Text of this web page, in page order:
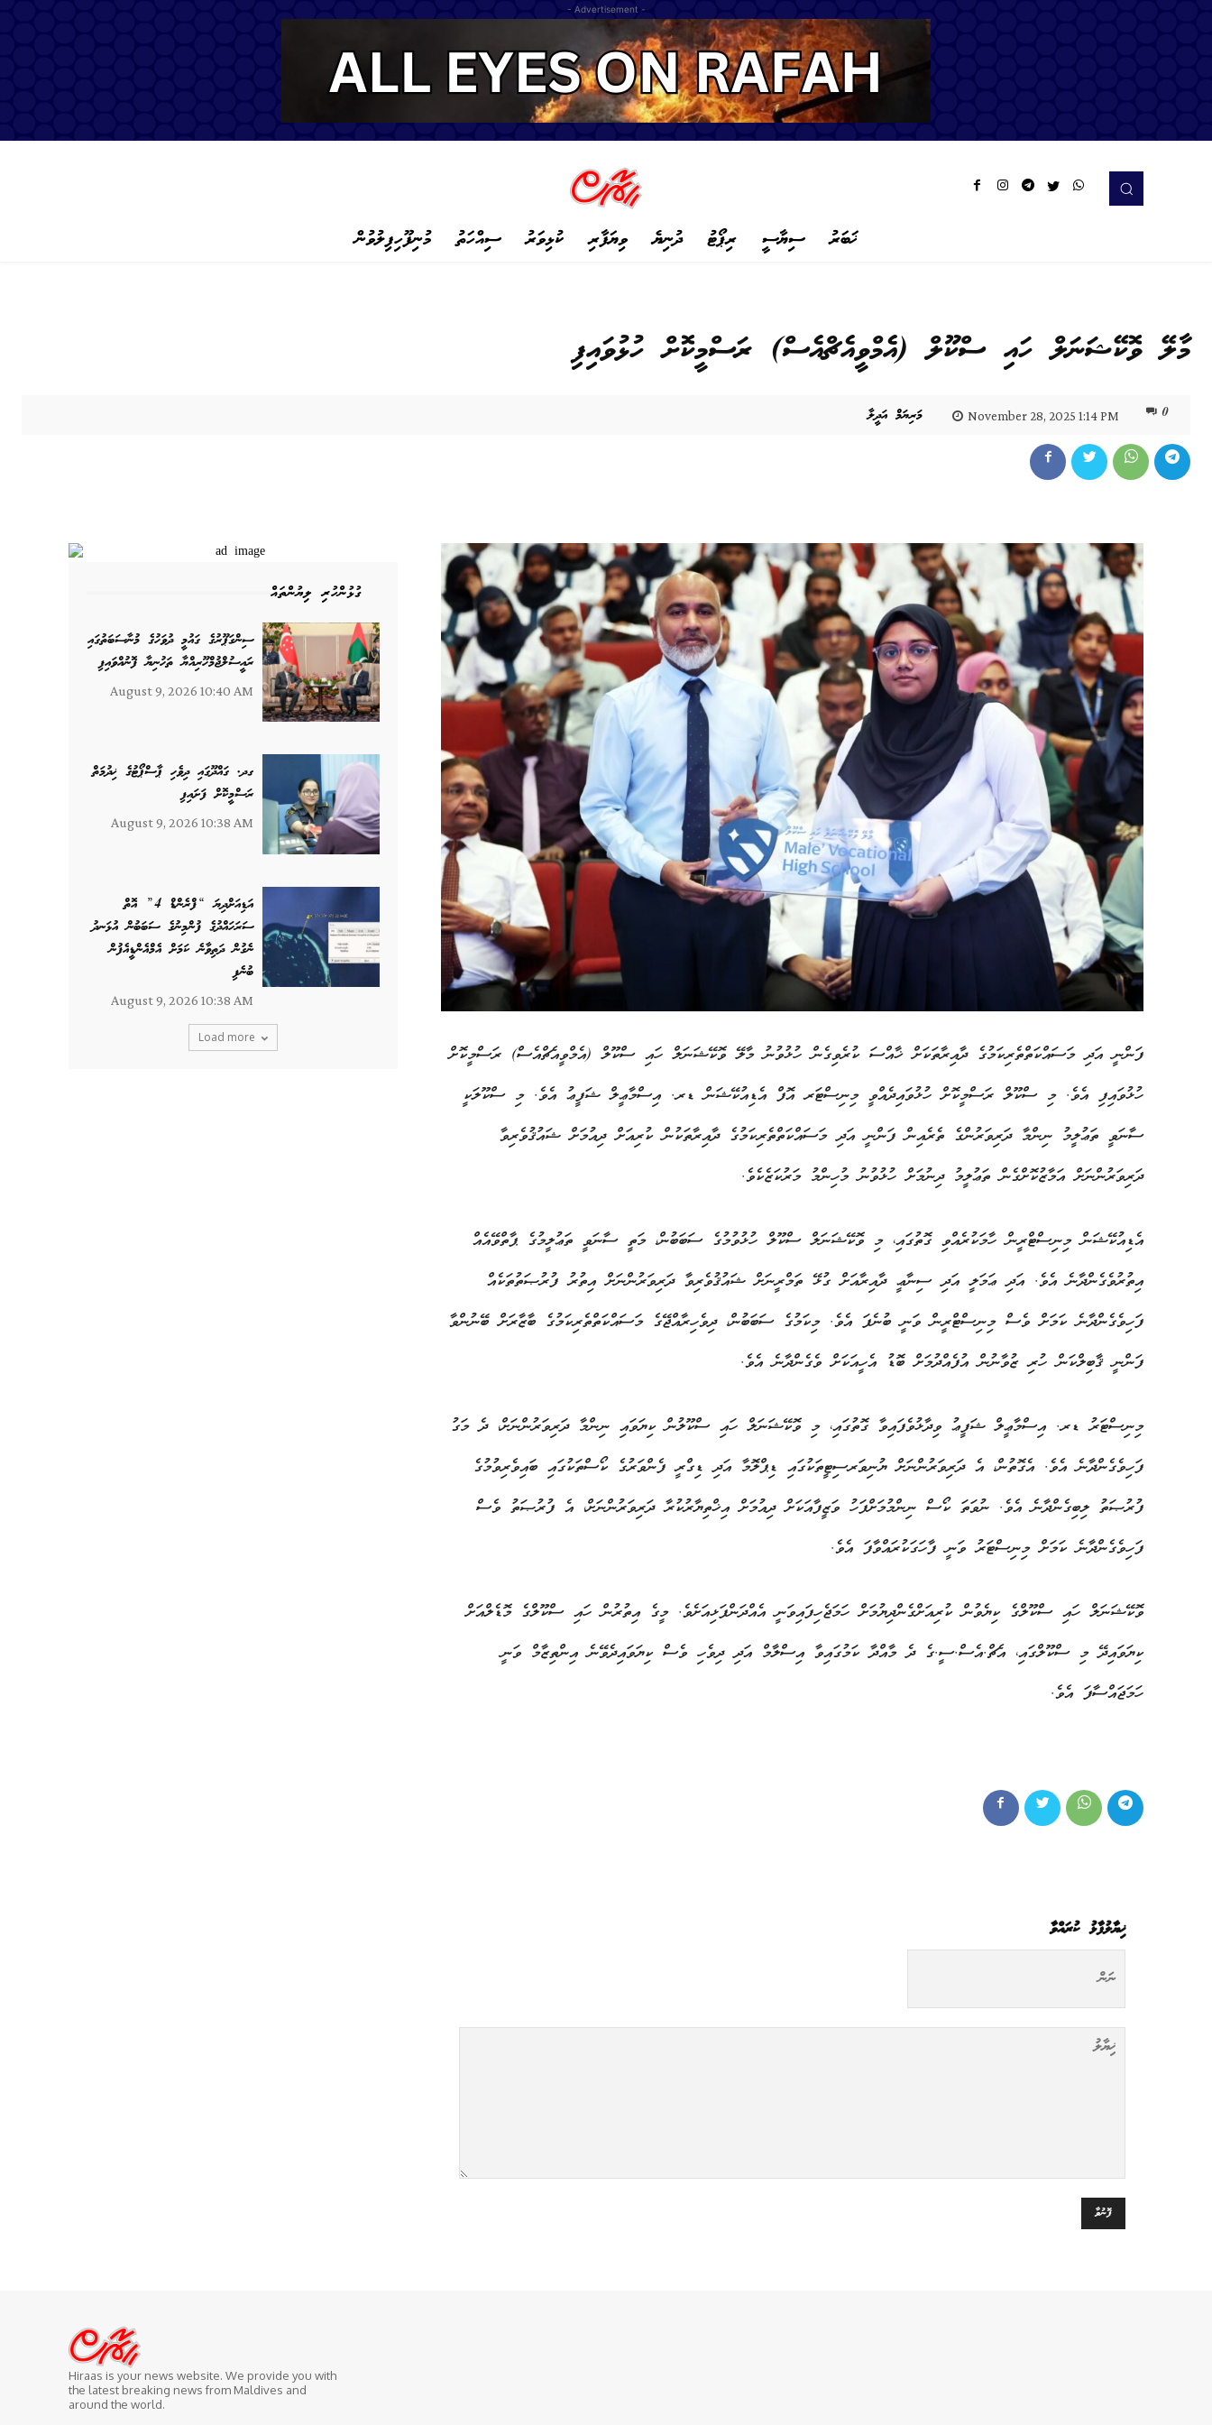
- Advertisement -
މުނިފޫހިފިލުވުން ސިއްހަތު ކުޅިވަރު ވިޔަފާރި ދުނިޔެ ރިޕޯޓު ސިޔާސީ ޚަބަރު
މާލޭ ވޮކޭޝަނަލް ހައި ސްކޫލް (އެމްވީއެޗްއެސް) ރަސްމީކޮށް ހުޅުވައިފި
މަރިޔަމް އަދީލާ November 28, 2025 1:14 PM 0
ގުޅުންހުރި ލިޔުންތައް
ސިންގަޕޫރުގެ ގައުމީ ދުވަހުގެ މުނާސަބަތުގައި
ރައީސުލްޖުމްހޫރިއްޔާ ތަހުނިޔާ ފޮނުއްވައިފި
August 9, 2026 10:40 AM
ގދ. ގައްދޫގައި ދިވެހި ޕާސްޕޯޓުގެ ޚިދުމަތް
ރަސްމީކޮށް ފަށައިފި
August 9, 2026 10:38 AM
އަޑިއަށްދިޔަ “ފްރެންޑް 4” އޮތް
ސަރަހައްދުގެ ފުންމިނުގެ ސަބަބުން އުޅަނދު
ނެގުން ދަތިވާނެ ކަމަށް އެމްއެންޑީއެފުން
ބުނެފި
August 9, 2026 10:38 AM
Load more
ފަންނީ އަދި މަސައްކަތްތެރިކަމުގެ ދާއިރާތަކަށް ޚާއްސަ ކުރެވިގެން ހުޅުވުނު މާލޭ ވޮކޭޝަނަލް ހައި ސްކޫލް (އެމްވީއެޗްއެސް) ރަސްމީކޮށް
ހުޅުވައިފި އެވެ. މި ސްކޫލް ރަސްމީކޮށް ހުޅުވައިދެއްވީ މިނިސްޓަރ އޮފް އެޑިއުކޭޝަން ޑރ. އިސްމާޢީލް ޝަފީޢު އެވެ. މި ސްކޫލަކީ
ސާނަވީ ތަޢުލީމު ނިންމާ ދަރިވަރުންގެ ތެރެއިން ފަންނީ އަދި މަސައްކަތްތެރިކަމުގެ ދާއިރާތަކުން ކުރިއަށް ދިއުމަށް ޝައުޤުވެރިވާ
ދަރިވަރުންނަށް އަމާޒުކޮށްގެން ތަޢުލީމު ދިނުމަށް ހުޅުވުނު މުހިންމު މަރުކަޒެކެވެ.
އެޑިއުކޭޝަން މިނިސްޓްރީން ހާމަކުރެއްވި ގޮތުގައި، މި ވޮކޭޝަނަލް ސްކޫލް ހުޅުވުމުގެ ސަބަބުން، މަތީ ސާނަވީ ތަޢުލީމުގެ ޕާތްވޭއެއް
އިތުރުވެގެންދާނެ އެވެ. އަދި ޢަމަލީ އަދި ސިނާޢީ ދާއިރާއަށް ގުޅޭ ތަމްރީނަށް ޝައުޤުވެރިވާ ދަރިވަރުންނަށް އިތުރު ފުރުޞަތުތަކެއް
ފަހިވެގެންދާނެ ކަމަށް ވެސް މިނިސްޓްރީން ވަނީ ބުނެފަ އެވެ. މިކަމުގެ ސަބަބުން، ދިވެހިރާއްޖޭގެ މަސައްކަތްތެރިކަމުގެ ބާޒާރަށް ބޭނުންވާ
ފަންނީ ޤާބިލްކަން ހުރި ޒުވާނުން އުފެއްދުމަށް ބޮޑު އެހީއަކަށް ވެގެންދާނެ އެވެ.
މިނިސްޓަރު ޑރ. އިސްމާޢީލް ޝަފީޢު ވިދާޅުވެފައިވާ ގޮތުގައި، މި ވޮކޭޝަނަލް ހައި ސްކޫލުން ކިޔަވައި ނިންމާ ދަރިވަރުންނަށް، ދެ މަގު
ފަހިވެގެންދާނެ އެވެ. އެގޮތުން، އެ ދަރިވަރުންނަށް ޔުނިވަރސިޓީތަކުގައި ޑިޕްލޮމާ އަދި ޑިގްރީ ފެންވަރުގެ ކޯސްތަކުގައި ބައިވެރިވުމުގެ
ފުރުޞަތު ލިބިގެންދާނެ އެވެ. ނުވަތަ ކޯސް ނިންމުމަށްފަހު ވަޒީފާއަކަށް ދިއުމަށް އިޚްތިޔާރުކުރާ ދަރިވަރުންނަށް، އެ ފުރުޞަތު ވެސް
ފަހިވެގެންދާނެ ކަމަށް މިނިސްޓަރު ވަނީ ފާހަގަކުރައްވާފަ އެވެ.
ވޮކޭޝަނަލް ހައި ސްކޫލްގެ ކިޔެވުން ކުރިއަށްގެންދިޔުމަށް ހަމަޖެހިފައިވަނީ އެއްދަންފަޅިއަށެވެ. މީގެ އިތުރުން ހައި ސްކޫލްގެ މޮޑެލްއަށް
ކިޔަވައިދޭ މި ސްކޫލްގައި، އެޗް.އެސް.ސީ.ގެ ދެ މާއްދާ ކަމުގައިވާ އިސްލާމް އަދި ދިވެހި ވެސް ކިޔަވައިދެވޭނެ އިންތިޒާމް ވަނީ
ހަމަޖައްސާފަ އެވެ.
ޚިޔާލުފާޅު ކުރައްވާ
Hiraas is your news website. We provide you with
the latest breaking news from Maldives and
around the world.